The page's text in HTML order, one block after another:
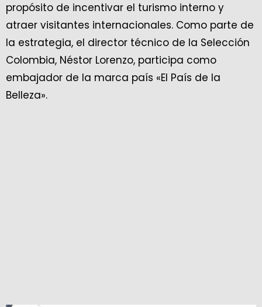
propósito de incentivar el turismo interno y
atraer visitantes internacionales. Como parte de
la estrategia, el director técnico de la Selección
Colombia, Néstor Lorenzo, participa como
embajador de la marca país «El País de la
Belleza».